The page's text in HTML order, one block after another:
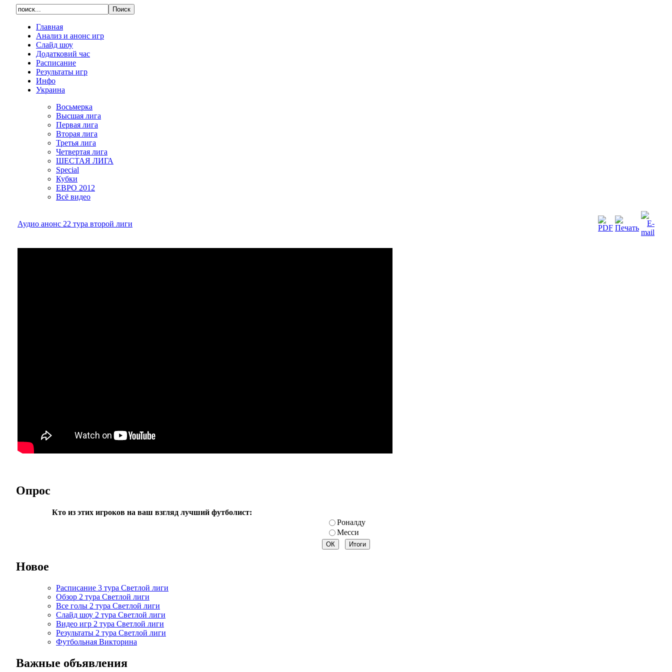
Главная
Анализ и анонс игр
Слайд шоу
Додатковий час
Расписание
Результаты игр
Инфо
Украина
Восьмерка
Высшая лига
Первая лига
Вторая лига
Третья лига
Четвертая лига
ШЕСТАЯ ЛИГА
Special
Кубки
ЕВРО 2012
Всё видео
Аудио анонс 22 тура второй лиги
Опрос
Кто из этих игроков на ваш взгляд лучший футболист:
Роналду
Месси
Новое
Расписание 3 тура Светлой лиги
Обзор 2 тура Светлой лиги
Все голы 2 тура Светлой лиги
Слайд шоу 2 тура Светлой лиги
Видео игр 2 тура Светлой лиги
Результаты 2 тура Светлой лиги
Футбольная Викторина
Важные объявления